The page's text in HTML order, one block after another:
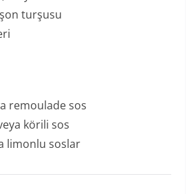
turşusu
remoulade sos
körili sos
limonlu soslar